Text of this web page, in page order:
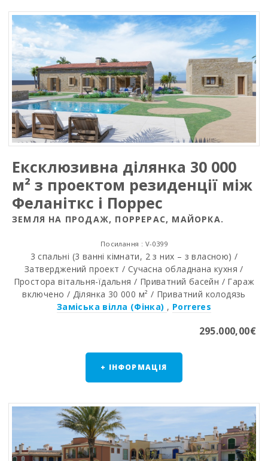
Ексклюзивна ділянка 30 000
м² з проектом резиденції між
Феланіткс і Поррес
ЗЕМЛЯ НА ПРОДАЖ, ПОРРЕРАС, МАЙОРКА.
Посилання : V-0399
3 спальні (3 ванні кімнати, 2 з них – з власною) /
Затверджений проект / Сучасна обладнана кухня /
Простора вітальня-їдальня / Приватний басейн / Гараж
включено / Ділянка 30 000 м² / Приватний колодязь
Заміська вілла (Фінка) , Porreres
295.000,00€
+ ІНФОРМАЦІЯ